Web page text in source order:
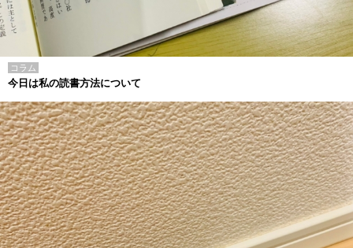
コラム
今日は私の読書方法について